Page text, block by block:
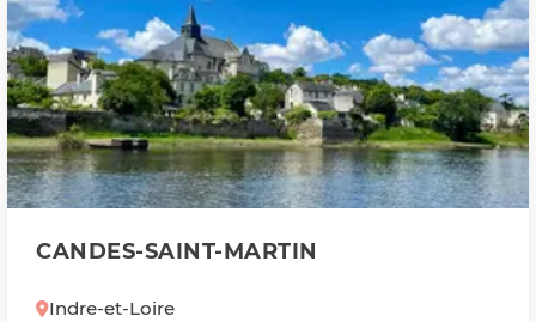
CANDES-SAINT-MARTIN
Indre-et-Loire